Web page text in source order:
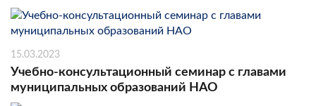
15.03.2023
Учебно-консультационный семинар с главами
муниципальных образований НАО